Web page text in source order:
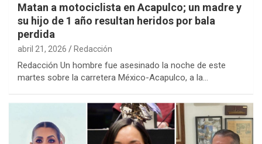
Matan a motociclista en Acapulco; un madre y
su hijo de 1 año resultan heridos por bala
perdida
abril 21, 2026 Redacción
Redacción Un hombre fue asesinado la noche de este
martes sobre la carretera México-Acapulco, a la…